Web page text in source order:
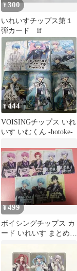
¥300
いれいすチップス第１
弾カード if
¥444
VOISINGチップス いれ
いす いむくん -hotoke-
¥499
ボイシングチップス カ
ード いれいす まとめ売